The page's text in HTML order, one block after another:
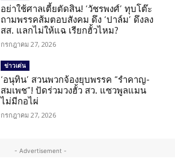
อย่าใช้ศาลเตี้ยตัดสิน! ‘วัชรพงศ์’ ทุบโต๊ะ
ถามพรรคส้มตอบสังคม ดึง ‘ปาล์ม’ ดึงลง
สส. แลกไม่ให้แฉ เรียกฮั้วไหม?
กรกฎาคม 27, 2026
ข่าวเด่น
‘อนุทิน’ สวนพวกจ้องยุบพรรค “รำคาญ-
สมเพช”! ปัดร่วมวงฮั้ว สว. แซวพูลแมน
ไม่มีกอไผ่
กรกฎาคม 27, 2026
- Advertisement -